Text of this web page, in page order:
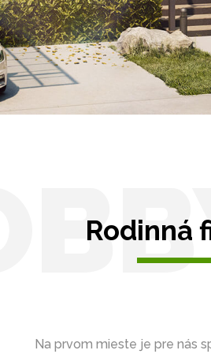
Rodinná
Na prvom mieste je pre nás